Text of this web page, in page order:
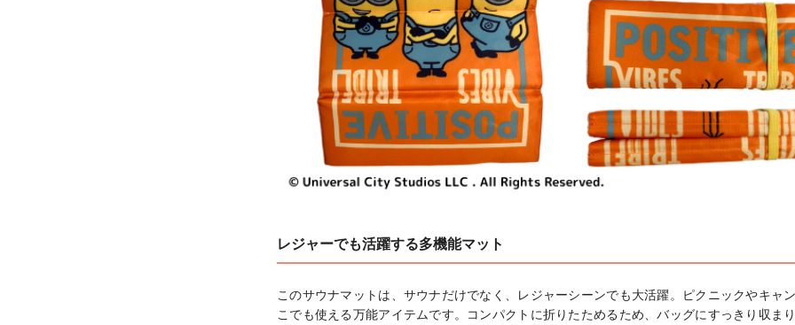
レジャーでも活躍する多機能マット
このサウナマットは、サウナだけでなく、レジャーシーンでも大活躍。ピクニックやキャ
こでも使える万能アイテムです。コンパクトに折りたためるため、バッグにすっきり収ま